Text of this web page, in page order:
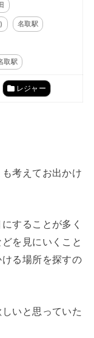
名取駅
取駅
レジャー
考えてお出かけ
することが多く
を見にいくこと
る場所を探すの
いと思っていた